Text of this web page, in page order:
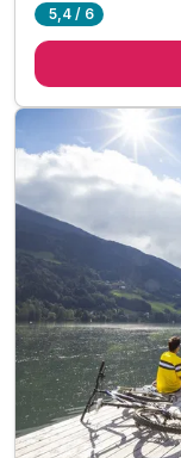
5 x reichhaltiges
inkl. Nutzung
inkl. Nutzung von
inkl. Nutzung des
inkl. Parkplatz vor
inkl. W-LAN
inkl.
5,4 / 6